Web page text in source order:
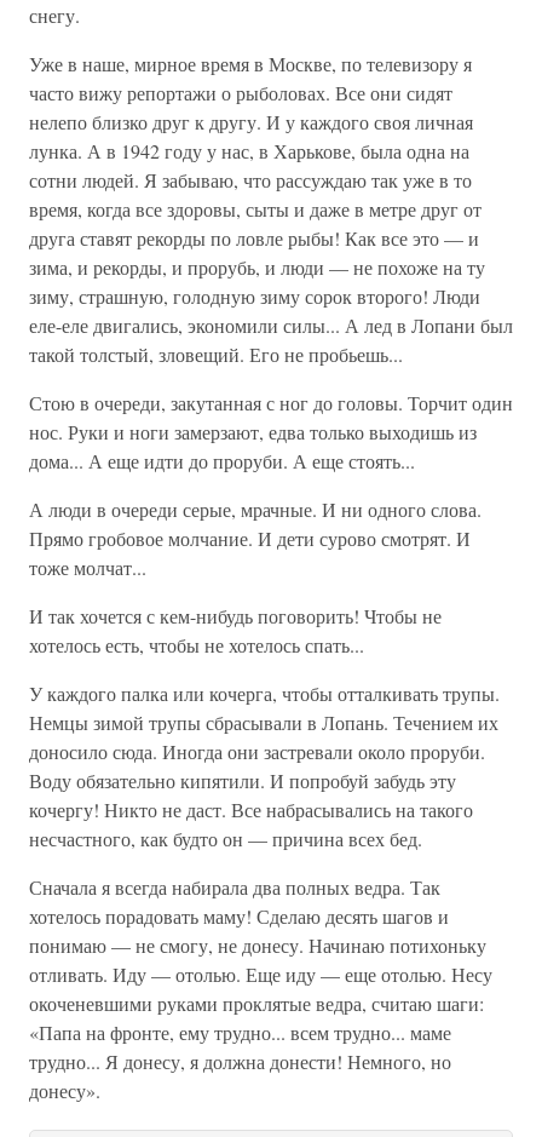
снегу.
Уже в наше, мирное время в Москве, по телевизору я
часто вижу репортажи о рыболовах. Все они сидят
нелепо близко друг к другу. И у каждого своя личная
лунка. А в 1942 году у нас, в Харькове, была одна на
сотни людей. Я забываю, что рассуждаю так уже в то
время, когда все здоровы, сыты и даже в метре друг от
друга ставят рекорды по ловле рыбы! Как все это — и
зима, и рекорды, и прорубь, и люди — не похоже на ту
зиму, страшную, голодную зиму сорок второго! Люди
еле-еле двигались, экономили силы... А лед в Лопани был
такой толстый, зловещий. Его не пробьешь...
Стою в очереди, закутанная с ног до головы. Торчит один
нос. Руки и ноги за­мерзают, едва только выходишь из
дома... А еще идти до проруби. А еще стоять...
А люди в очереди серые, мрачные. И ни одного слова.
Прямо гробовое молчание. И дети сурово смотрят. И
тоже молчат...
И так хочется с кем-нибудь поговорить! Чтобы не
хотелось есть, чтобы не хотелось спать...
У каждого палка или кочерга, чтобы отталкивать трупы.
Немцы зимой трупы сбрасывали в Лопань. Течением их
доносило сюда. Иногда они застревали около проруби.
Воду обязательно кипятили. И попробуй забудь эту
кочергу! Никто не даст. Все набрасывались на такого
несчастного, как будто он — причина всех бед.
Сначала я всегда набирала два полных ведра. Так
хотелось порадовать маму! Сделаю десять шагов и
понимаю — не смогу, не донесу. Начинаю потихоньку
отливать. Иду — отолью. Еще иду — еще отолью. Несу
окоченевшими руками проклятые ведра, считаю шаги:
«Папа на фронте, ему трудно... всем трудно... маме
трудно... Я донесу, я должна донести! Немного, но
донесу».